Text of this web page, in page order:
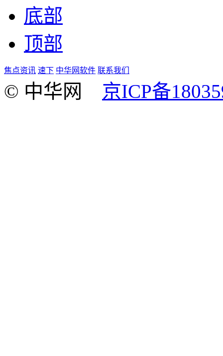
底部
顶部
焦点资讯 速下 中华网软件 联系我们
© 中华网 京ICP备